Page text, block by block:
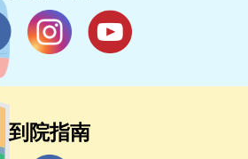
到院指南